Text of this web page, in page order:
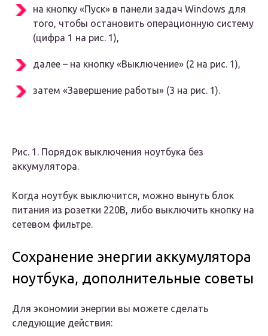
на кнопку «Пуск» в панели задач Windows для
того, чтобы остановить операционную систему
(цифра 1 на рис. 1),
далее – на кнопку «Выключение» (2 на рис. 1),
затем «Завершение работы» (3 на рис. 1).
Рис. 1. Порядок выключения ноутбука без
аккумулятора.
Когда ноутбук выключится, можно вынуть блок
питания из розетки 220В, либо выключить кнопку на
сетевом фильтре.
Сохранение энергии аккумулятора
ноутбука, дополнительные советы
Для экономии энергии вы можете сделать
следующие действия: